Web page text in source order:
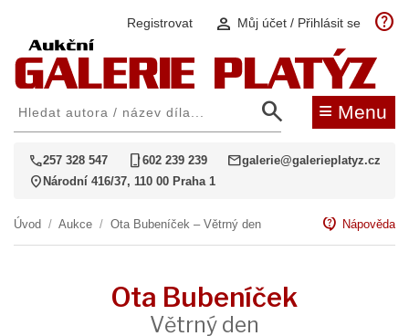
Registrovat person Můj účet / Přihlásit se help
search ≡ Menu
call257 328 547 phone_iphone602 239 239 mailgalerie@galerieplatyz.cz
location_on Národní 416/37, 110 00 Praha 1
Úvod / Aukce / Ota Bubeníček – Větrný den contact_support Nápověda
Ota Bubeníček
Větrný den